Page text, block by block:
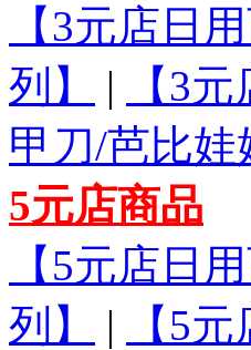
【3元店日
列】
|
【3
甲刀/芭比娃
5元店商品
【5元店日
列】
| 【5